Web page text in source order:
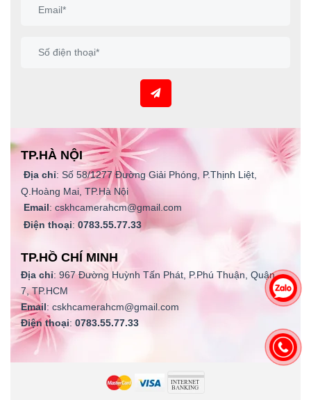
TP.HÀ NỘI
Địa chỉ: Số 58/1277 Đường Giải Phóng, P.Thịnh Liệt,
Q.Hoàng Mai, TP.Hà Nội
Email: cskhcamerahcm@gmail.com
Điện thoại: 0783.55.77.33
TP.HỒ CHÍ MINH
Địa chỉ: 967 Đường Huỳnh Tấn Phát, P.Phú Thuận, Quận
7, TP.HCM
Email: cskhcamerahcm@gmail.com
Điện thoại: 0783.55.77.33